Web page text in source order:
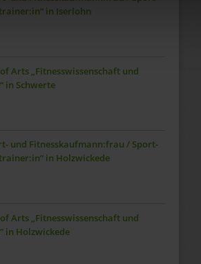
in Iserlohn
Arts „Fitnesswissenschaft und
in Schwerte
und Fitnesskaufmann:frau / Sport-
in Holzwickede
Arts „Fitnesswissenschaft und
in Holzwickede